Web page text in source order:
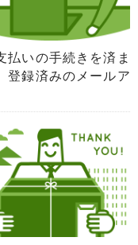
払いの手続きを済ま
登録済みのメールア